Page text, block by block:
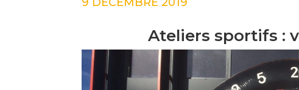
Ateliers sportifs :